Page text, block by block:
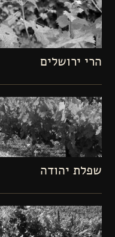
הרי ירושלים
שפלת יהודה